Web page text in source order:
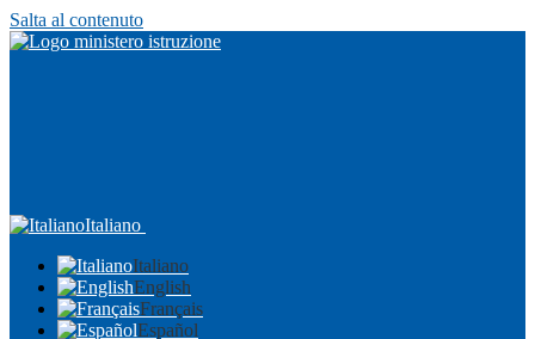
Salta al contenuto
Italiano
Italiano
English
Français
Español